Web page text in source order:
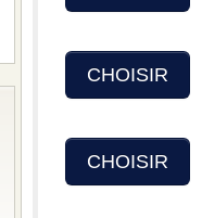
CHOISIR
CHOISIR